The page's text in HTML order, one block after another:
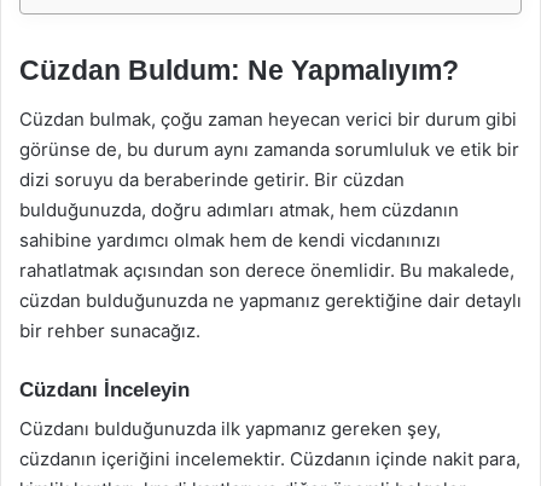
Cüzdan Buldum: Ne Yapmalıyım?
Cüzdan bulmak, çoğu zaman heyecan verici bir durum gibi
görünse de, bu durum aynı zamanda sorumluluk ve etik bir
dizi soruyu da beraberinde getirir. Bir cüzdan
bulduğunuzda, doğru adımları atmak, hem cüzdanın
sahibine yardımcı olmak hem de kendi vicdanınızı
rahatlatmak açısından son derece önemlidir. Bu makalede,
cüzdan bulduğunuzda ne yapmanız gerektiğine dair detaylı
bir rehber sunacağız.
Cüzdanı İnceleyin
Cüzdanı bulduğunuzda ilk yapmanız gereken şey,
cüzdanın içeriğini incelemektir. Cüzdanın içinde nakit para,